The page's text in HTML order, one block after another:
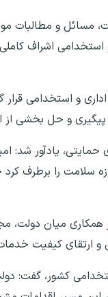
مسائل و مطالبات
استخدامی اشراف
و استخدامی
پیگیری و حل بخشی
یادآور شد:
سلامت را برطرف
میان دولت،
ارتقای کیفیت
کشور، گفت: